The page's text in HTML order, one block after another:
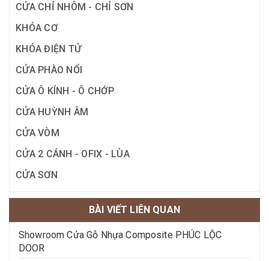
CỬA CHỈ NHÔM - CHỈ SƠN
KHÓA CƠ
KHÓA ĐIỆN TỬ
CỬA PHÀO NỔI
CỬA Ô KÍNH - Ô CHỚP
CỬA HUỲNH ÂM
CỬA VÒM
CỬA 2 CÁNH - OFIX - LÙA
CỬA SƠN
BÀI VIẾT LIÊN QUAN
Showroom Cửa Gỗ Nhựa Composite PHÚC LỘC
DOOR